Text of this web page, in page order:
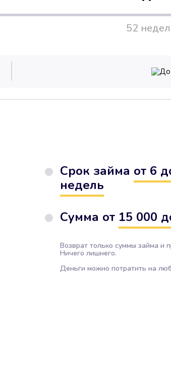
52
До
Срок займа от 6
недель
Сумма от 15 000
Возврат только суммы займа и
Ничего лишнего.
Деньги можно потратить на